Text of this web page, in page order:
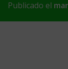
Publicado el